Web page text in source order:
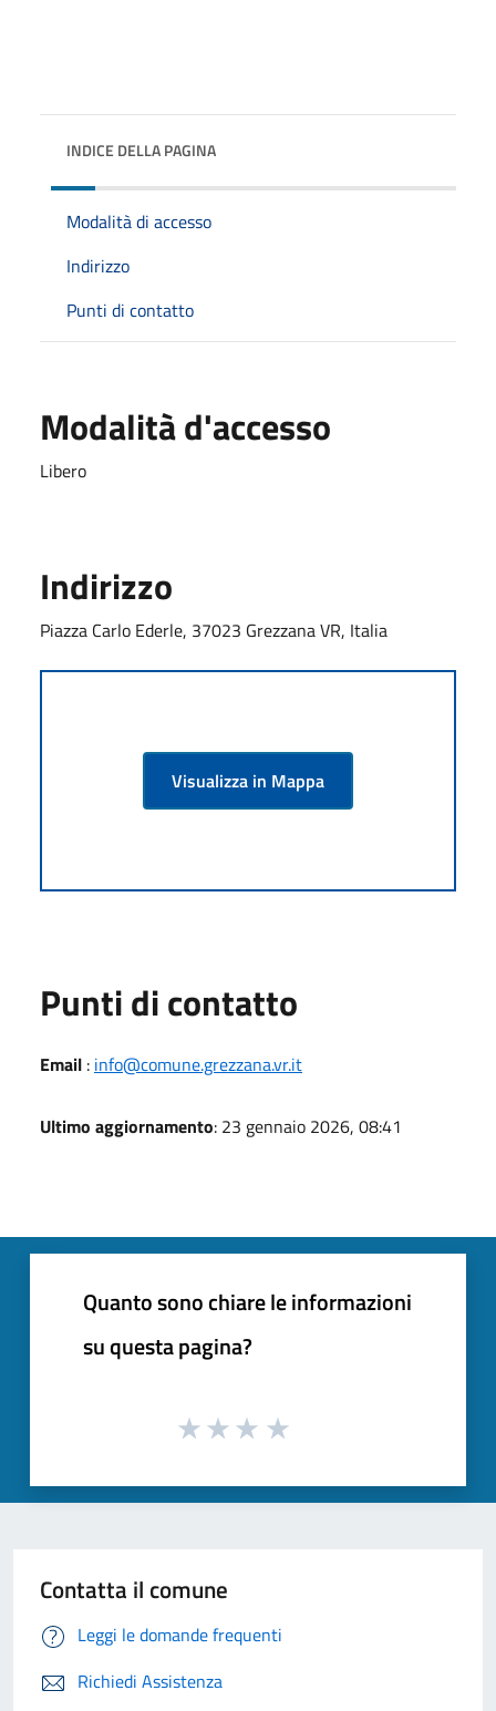
INDICE DELLA PAGINA
Modalità di accesso
Indirizzo
Punti di contatto
Modalità d'accesso
Libero
Indirizzo
Piazza Carlo Ederle, 37023 Grezzana VR, Italia
Visualizza in Mappa
Punti di contatto
Email : info@comune.grezzana.vr.it
Ultimo aggiornamento: 23 gennaio 2026, 08:41
Quanto sono chiare le informazioni
su questa pagina?
Contatta il comune
Leggi le domande frequenti
Richiedi Assistenza